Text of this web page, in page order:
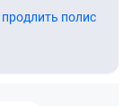
продлить полис